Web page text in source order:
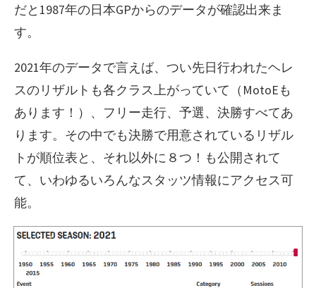
だと1987年の日本GPからのデータが確認出来ま
す。
2021年のデータで言えば、つい先日行われたヘレ
スのリザルトも各クラス上がっていて（MotoEも
あります！）、フリー走行、予選、決勝すべてあ
ります。その中でも決勝で用意されているリザル
トが順位表と、それ以外に８つ！も公開されて
て、いわゆるいろんなスタッツ情報にアクセス可
能。